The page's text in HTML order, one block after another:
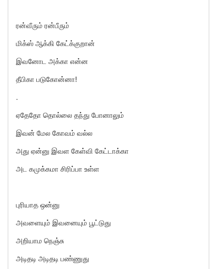
ரன்வீரும் ரன்பீரும்
மிக்ஸ் ஆக்கி கேட்க்குறான்
இவனோட அக்கா என்ன
தீபிகா படுகோன்னா!
.
ஏதேதோ தொல்லை தந்து போனாலும்
இவன் மேல கோவம் வல்ல
அது ஏன்னு இவள கேள்வி கேட்டாக்கா
அட கமுக்கமா சிரிப்பா உள்ள
புரியாத ஒன்னு
அவளையும் இவனையும் பூட்டுது
அறியாம நெஞ்சு
அடிதடி அடிதடி பண்ணுது